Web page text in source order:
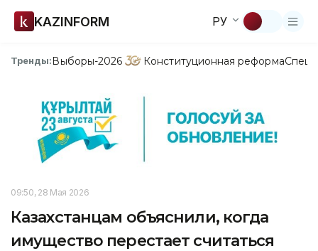
KAZINFORM РУ
Тренды:Выборы-2026 Конституционная реформа
09:50, 28 Мая 2026
Казахстанцам объяснили, когда
имущество перестает считаться